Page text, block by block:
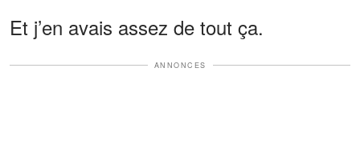
Et j’en avais assez de tout ça.
ANNONCES